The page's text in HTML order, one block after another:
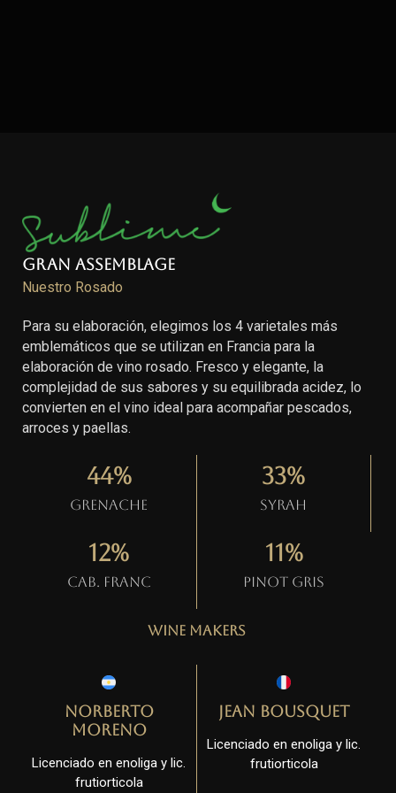
Gran Assemblage
Nuestro Rosado
Para su elaboración, elegimos los 4 varietales más
emblemáticos que se utilizan en Francia para la
elaboración de vino rosado. Fresco y elegante, la
complejidad de sus sabores y su equilibrada acidez, lo
convierten en el vino ideal para acompañar pescados,
arroces y paellas.
Grenache
44%
Syrah
33%
Cab. Franc
12%
Pinot gris
11%
Wine Makers
Norberto
Moreno
Licenciado en enoliga y lic.
frutiorticola
Jean Bousquet
Licenciado en enoliga y lic.
frutiorticola